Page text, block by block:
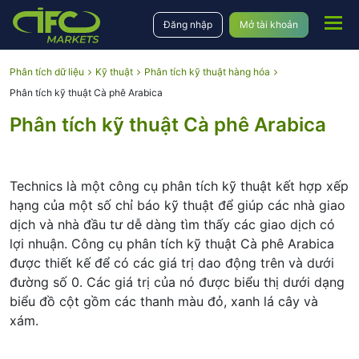
Đăng nhập Mở tài khoản
Phân tích dữ liệu Kỹ thuật
Phân tích kỹ thuật hàng hóa
Phân tích kỹ thuật Cà phê Arabica
Phân tích kỹ thuật Cà phê Arabica
Technics là một công cụ phân tích kỹ thuật kết hợp xếp
hạng của một số chỉ báo kỹ thuật để giúp các nhà giao
dịch và nhà đầu tư dễ dàng tìm thấy các giao dịch có
lợi nhuận. Công cụ phân tích kỹ thuật Cà phê Arabica
được thiết kế để có các giá trị dao động trên và dưới
đường số 0. Các giá trị của nó được biểu thị dưới dạng
biểu đồ cột gồm các thanh màu đỏ, xanh lá cây và
xám.